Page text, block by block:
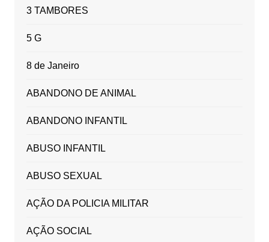
3 TAMBORES
5 G
8 de Janeiro
ABANDONO DE ANIMAL
ABANDONO INFANTIL
ABUSO INFANTIL
ABUSO SEXUAL
AÇÃO DA POLICIA MILITAR
AÇÃO SOCIAL